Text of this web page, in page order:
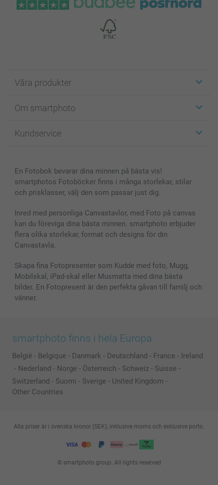
Våra produkter
Fotokort
Fotoböcker
Skal till Mobil & Surfplatta
MyNameBook
Fotoramar & Tillbehör
Presentkort
Alla fotoprodukter
Om smartphoto
För affiliates
Sitemap
Villkor och garantier
Kundservice
smartbonus
Priser & betalning
En Fotobok bevarar dina minnen på bästa vis!
smartphotos Fotoböcker finns i många storlekar, stilar
och prisklasser, välj den som passar just dig.
Inred med personliga Canvastavlor, med Foto på canvas
kan du föreviga dina bästa minnen. smartphoto erbjuder
flera olika storlekar, format och designs för din
Canvastavla.
Skapa fina Fotopresenter som Kudde med foto, Mugg,
Mobilskal, iPad-skal eller Musmatta med dina bästa
bilder. En Fotopresent är den perfekta gåvan till familj och
vänner.
smartphoto finns i hela Europa
België - Belgique - Danmark - Deutschland - France - Ireland
- Nederland - Norge - Österreich - Schweiz - Suisse -
Switzerland - Suomi - Sverige - United Kingdom -
Other Countries
© smartphoto group. All rights reserved
Alla priser är i svenska kronor (SEK), inklusive moms och exklusive porto.